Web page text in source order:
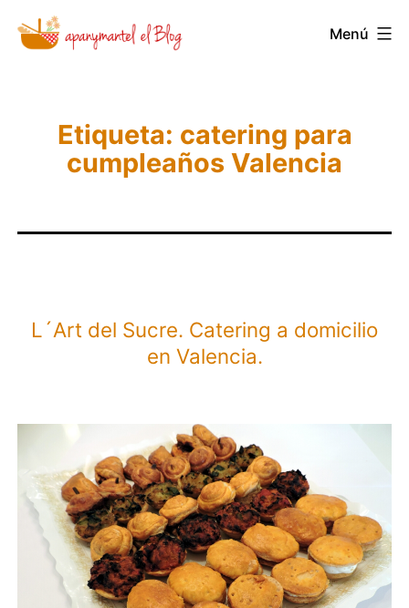
Saltar
Novedades
Apanymantel
Menú
Etiqueta: catering para
cumpleaños Valencia
L´Art del Sucre. Catering a domicilio
en Valencia.